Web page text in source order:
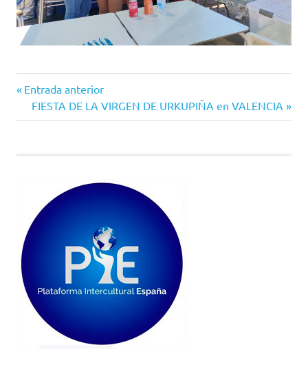
Navegación
de
Entrada
anterior:
Entrada anterior
Siguiente
entrada:
FIESTA DE LA VIRGEN DE URKUPIÑA en VALENCIA